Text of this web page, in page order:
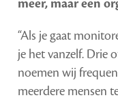
“Als je gaat
je het vanzelf. Drie
noemen wij
meerdere mensen